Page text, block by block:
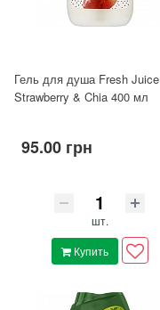
Гель для душа Fresh Juice
Strawberry & Chia 400 мл
95.00 грн
шт.
Купить